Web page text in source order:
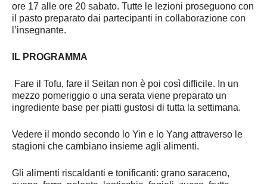
ore 17 alle ore 20 sabato. Tutte le lezioni proseguono con
il pasto preparato dai partecipanti in collaborazione con
l’insegnante.
IL PROGRAMMA
Fare il Tofu, fare il Seitan non è poi così difficile. In un
mezzo pomeriggio o una serata viene preparato un
ingrediente base per piatti gustosi di tutta la settimana.
Vedere il mondo secondo lo Yin e lo Yang attraverso le
stagioni che cambiano insieme agli alimenti.
Gli alimenti riscaldanti e tonificanti: grano saraceno,